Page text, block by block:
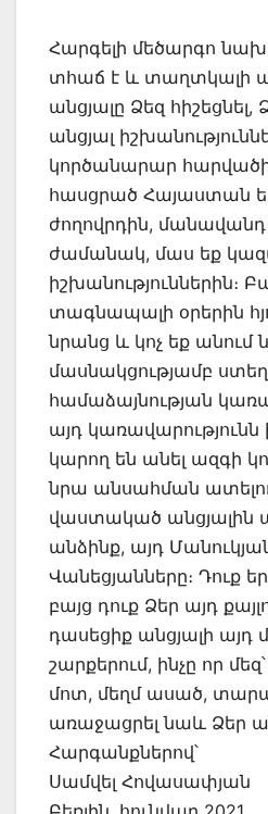
Հարգելի մեծարգո
տհաճ է և տաղտկալի
անցյալը Ձեզ հիշեցնել,
անցյալ
կործանարար հարվածի
հասցրած Հայաստան
ժողովրդին, մանավանդ
ժամանակ, մաս եք
իշխանություններին։
տագնապալի օրերին
նրանց և կոչ եք անում
մասնակցությամբ
համաձայնության
այդ կառավարությունն
կարող են անել ազգի
նրա անսահման
վաստակած անցյալին
անձինք, այդ
Վանեցյանները։ Դուք
բայց դուք Ձեր այդ
դասեցիք անցյալի այդ
շարքերում, ինչը որ
մոտ, մեղմ ասած,
առաջացրել նաև Ձեր
Հարգանքներով՝
Սամվել Հովասափյան